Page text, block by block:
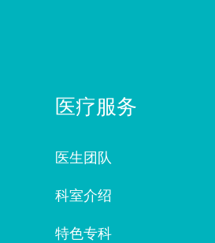
医疗服务
医生团队
科室介绍
特色专科